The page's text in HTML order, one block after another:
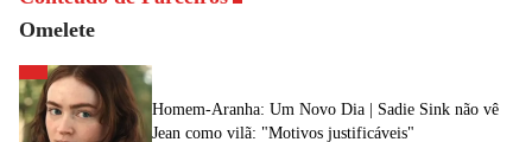
Omelete
Homem-Aranha: Um Novo Dia | Sadie Sink não vê
Jean como vilã: "Motivos justificáveis"